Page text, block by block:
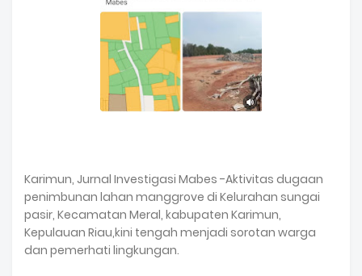
Karimun, Jurnal Investigasi Mabes -Aktivitas dugaan
penimbunan lahan manggrove di Kelurahan sungai
pasir, Kecamatan Meral, kabupaten Karimun,
Kepulauan Riau,kini tengah menjadi sorotan warga
dan pemerhati lingkungan.